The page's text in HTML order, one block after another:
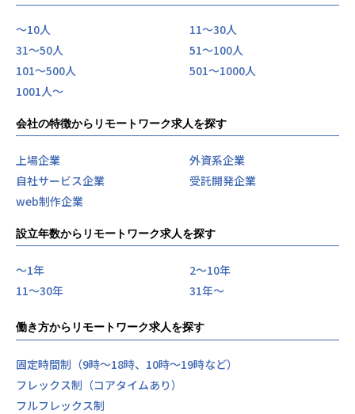
〜10人
11〜30人
31〜50人
51〜100人
101〜500人
501〜1000人
1001人〜
会社の特徴からリモートワーク求人を探す
上場企業
外資系企業
自社サービス企業
受託開発企業
web制作企業
設立年数からリモートワーク求人を探す
〜1年
2〜10年
11〜30年
31年〜
働き方からリモートワーク求人を探す
固定時間制（9時～18時、10時～19時など）
フレックス制（コアタイムあり）
フルフレックス制